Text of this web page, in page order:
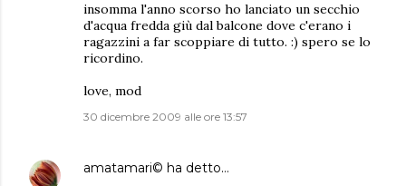
insomma l'anno scorso ho lanciato un secchio
d'acqua fredda giù dal balcone dove c'erano i
ragazzini a far scoppiare di tutto. :) spero se lo
ricordino.
love, mod
30 dicembre 2009 alle ore 13:57
amatamari© ha detto…